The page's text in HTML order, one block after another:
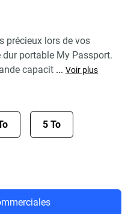
précieux lors de vos
portable My Passport.
capacit ... Voir plus
5 To